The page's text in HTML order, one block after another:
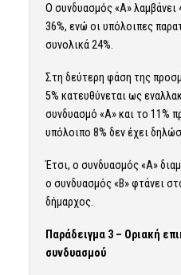
Ο συνδυασμός «Α» λαμβάνει
36%, ενώ οι υπόλοιπες
συνολικά 24%.
Στη δεύτερη φάση της
5% κατευθύνεται ως
συνδυασμό «Α» και το 11%
υπόλοιπο 8% δεν έχει
Έτσι, ο συνδυασμός «Α»
ο συνδυασμός «Β» φτάνει
δήμαρχος.
Παράδειγμα 3 – Οριακή
συνδυασμού